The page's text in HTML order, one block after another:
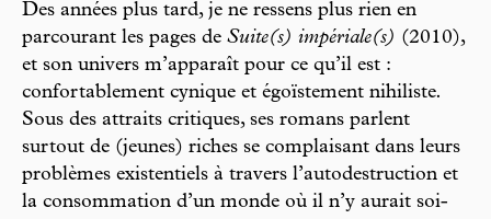
Des années plus tard, je ne ressens plus rien en
parcourant les pages de Suite(s) impériale(s) (2010),
et son univers m’apparaît pour ce qu’il est :
confortablement cynique et égoïstement nihiliste.
Sous des attraits critiques, ses romans parlent
surtout de (jeunes) riches se complaisant dans leurs
problèmes existentiels à travers l’autodestruction et
la consommation d’un monde où il n’y aurait soi-